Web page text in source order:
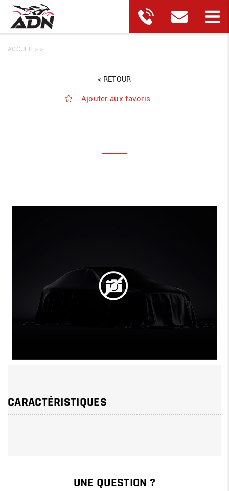
ACCUEIL > >
< RETOUR
Ajouter aux favoris
CARACTÉRISTIQUES
UNE QUESTION ?